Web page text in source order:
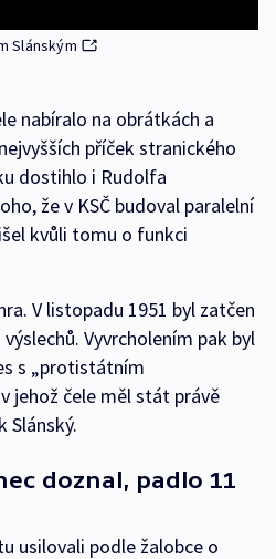
Slánským
nabíralo na obrátkách a
příček stranického
dostihlo i Rudolfa
že v KSČ budoval paralelní
kvůli tomu o funkci
V listopadu 1951 byl zatčen
Vyvrcholením pak byl
s „protistátním
jehož čele měl stát právě
Slánský.
doznal, padlo 11
usilovali podle žalobce o